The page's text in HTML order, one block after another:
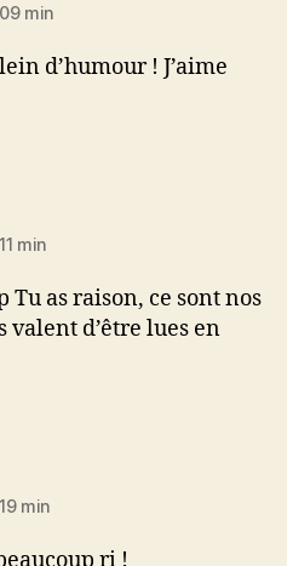
min
d’humour ! J’aime
min
Tu as raison, ce sont nos
d’être lues en
min
ri !